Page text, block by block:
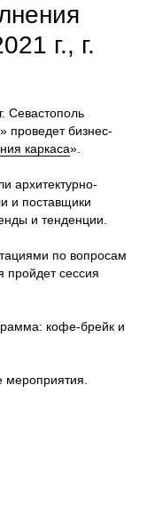
г., г.
Севастополь
проведет бизнес-
каркаса».
архитектурно-
и поставщики
и тенденции.
по вопросам
пройдет сессия
кофе-брейк и
мероприятия.